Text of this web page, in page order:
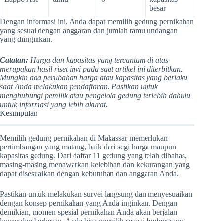
besar
Dengan informasi ini, Anda dapat memilih gedung pernikahan
yang sesuai dengan anggaran dan jumlah tamu undangan
yang diinginkan.
Catatan: Harga dan kapasitas yang tercantum di atas
merupakan hasil riset invi pada saat artikel ini diterbitkan.
Mungkin ada perubahan harga atau kapasitas yang berlaku
saat Anda melakukan pendaftaran. Pastikan untuk
menghubungi pemilik atau pengelola gedung terlebih dahulu
untuk informasi yang lebih akurat.
Kesimpulan
Memilih gedung pernikahan di Makassar memerlukan
pertimbangan yang matang, baik dari segi harga maupun
kapasitas gedung. Dari daftar 11 gedung yang telah dibahas,
masing-masing menawarkan kelebihan dan kekurangan yang
dapat disesuaikan dengan kebutuhan dan anggaran Anda.
Pastikan untuk melakukan survei langsung dan menyesuaikan
dengan konsep pernikahan yang Anda inginkan. Dengan
demikian, momen spesial pernikahan Anda akan berjalan